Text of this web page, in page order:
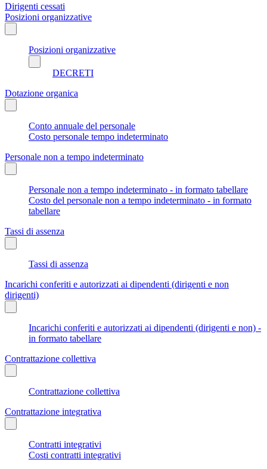
Dirigenti cessati
Posizioni organizzative
Posizioni organizzative
DECRETI
Dotazione organica
Conto annuale del personale
Costo personale tempo indeterminato
Personale non a tempo indeterminato
Personale non a tempo indeterminato - in formato tabellare
Costo del personale non a tempo indeterminato - in formato
tabellare
Tassi di assenza
Tassi di assenza
Incarichi conferiti e autorizzati ai dipendenti (dirigenti e non
dirigenti)
Incarichi conferiti e autorizzati ai dipendenti (dirigenti e non) -
in formato tabellare
Contrattazione collettiva
Contrattazione collettiva
Contrattazione integrativa
Contratti integrativi
Costi contratti integrativi